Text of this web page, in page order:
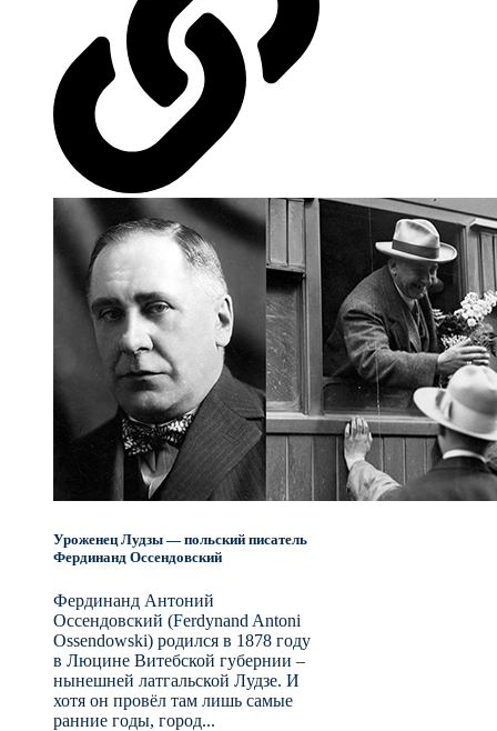
Уроженец Лудзы — польский писатель
Фердинанд Оссендовский
Фердинанд Антоний
Оссендовский (Ferdynand Antoni
Ossendowski) родился в 1878 году
в Люцине Витебской губернии –
нынешней латгальской Лудзе. И
хотя он провёл там лишь самые
ранние годы, город...